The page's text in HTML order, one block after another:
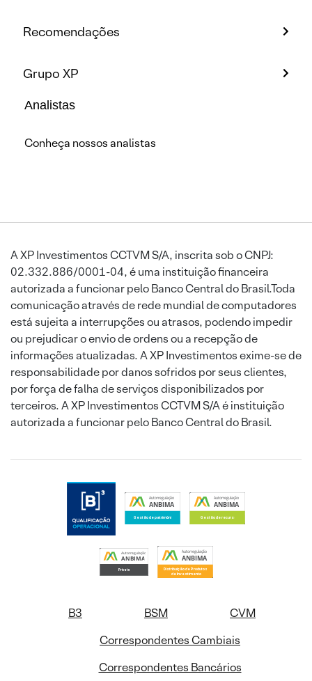
Recomendações
Grupo XP
Analistas
Conheça nossos analistas
A XP Investimentos CCTVM S/A, inscrita sob o CNPJ:
02.332.886/0001-04, é uma instituição financeira
autorizada a funcionar pelo Banco Central do Brasil.Toda
comunicação através de rede mundial de computadores
está sujeita a interrupções ou atrasos, podendo impedir
ou prejudicar o envio de ordens ou a recepção de
informações atualizadas. A XP Investimentos exime-se de
responsabilidade por danos sofridos por seus clientes,
por força de falha de serviços disponibilizados por
terceiros. A XP Investimentos CCTVM S/A é instituição
autorizada a funcionar pelo Banco Central do Brasil.
B3 BSM
CVM
Correspondentes Cambiais
Correspondentes Bancários